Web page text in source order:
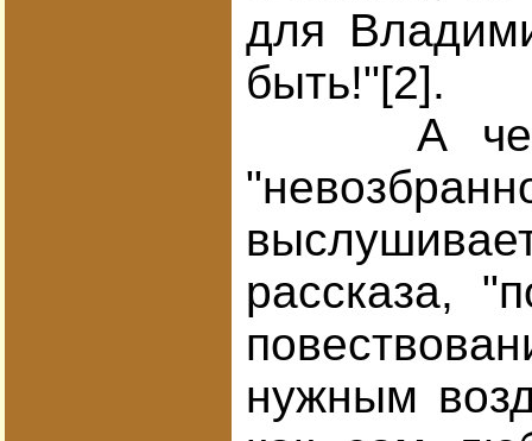
для
быть!"[2].
А чем
рассказа,
нужным